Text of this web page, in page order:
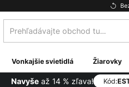
Prehľadávajte
obchod
Vonkajšie svietidlá Žiarovky
Navyše až 14 % zľava! Kód: